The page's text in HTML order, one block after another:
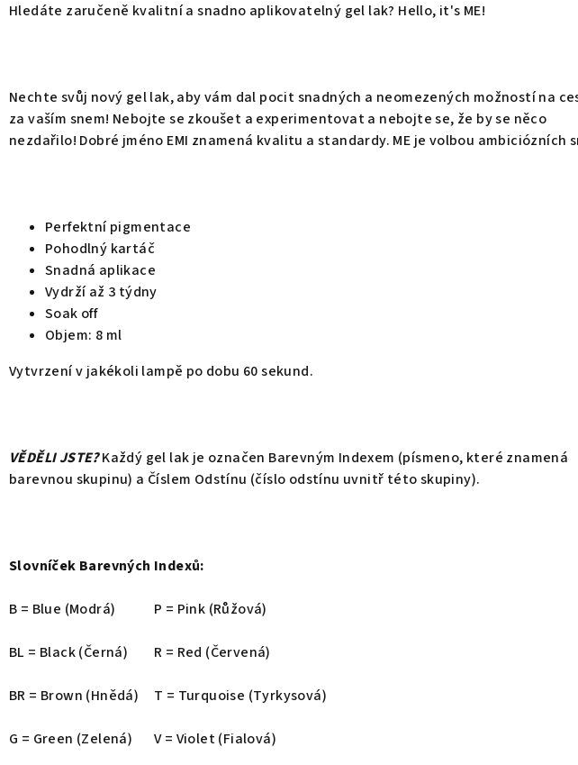
Hledáte zaručeně kvalitní a snadno aplikovatelný gel lak? Hello, it's ME!
Nechte svůj nový gel lak, aby vám dal pocit snadných a neomezených možností na
za vaším snem! Nebojte se zkoušet a experimentovat a nebojte se, že by se něco
nezdařilo! Dobré jméno EMI znamená kvalitu a standardy. ME je volbou ambiciózních
Perfektní pigmentace
Pohodlný kartáč
Snadná aplikace
Vydrží až 3 týdny
Soak off
Objem: 8 ml
Vytvrzení v jakékoli lampě po dobu 60 sekund.
VĚDĚLI JSTE?Každý gel lak je označen Barevným Indexem (písmeno, které znamená
barevnou skupinu) a Číslem Odstínu (číslo odstínu uvnitř této skupiny).
Slovníček Barevných Indexů:
B = Blue (Modrá) P = Pink (Růžová)
BL = Black (Černá) R = Red (Červená)
BR = Brown (Hnědá) T = Turquoise (Tyrkysová)
G = Green (Zelená) V = Violet (Fialová)